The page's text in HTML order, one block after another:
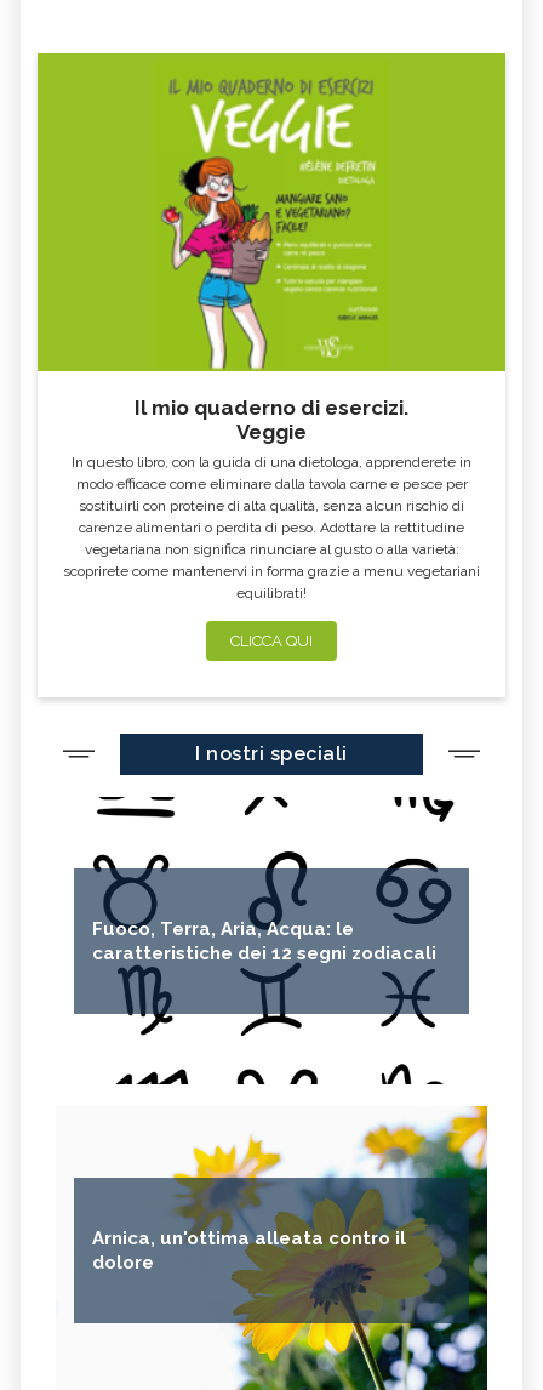
Il mio quaderno di esercizi.
Veggie
In questo libro, con la guida di una dietologa, apprenderete in
modo efficace come eliminare dalla tavola carne e pesce per
sostituirli con proteine di alta qualità, senza alcun rischio di
carenze alimentari o perdita di peso. Adottare la rettitudine
vegetariana non significa rinunciare al gusto o alla varietà:
scoprirete come mantenervi in forma grazie a menu vegetariani
equilibrati!
CLICCA QUI
I nostri speciali
Fuoco, Terra, Aria, Acqua: le
caratteristiche dei 12 segni zodiacali
Arnica, un'ottima alleata contro il
dolore